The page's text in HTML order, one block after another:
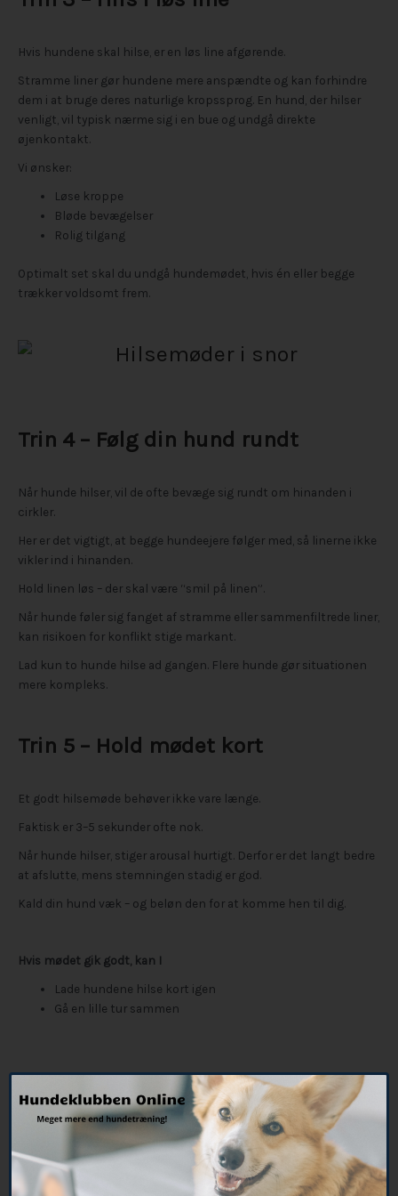
Hvis hundene skal hilse, er en løs line afgørende.
Stramme liner gør hundene mere anspændte og kan forhindre
dem i at bruge deres naturlige kropssprog. En hund, der hilser
venligt, vil typisk nærme sig i en bue og undgå direkte
øjenkontakt.
Vi ønsker:
Løse kroppe
Bløde bevægelser
Rolig tilgang
Optimalt set skal du undgå hundemødet, hvis én eller begge
trækker voldsomt frem.
Trin 4 – Følg din hund rundt
Når hunde hilser, vil de ofte bevæge sig rundt om hinanden i
cirkler.
Her er det vigtigt, at begge hundeejere følger med, så linerne ikke
vikler ind i hinanden.
Hold linen løs – der skal være “smil på linen”.
Når hunde føler sig fanget af stramme eller sammenfiltrede liner,
kan risikoen for konflikt stige markant.
Lad kun to hunde hilse ad gangen. Flere hunde gør situationen
mere kompleks.
Trin 5 – Hold mødet kort
Et godt hilsemøde behøver ikke vare længe.
Faktisk er 3–5 sekunder ofte nok.
Når hunde hilser, stiger arousal hurtigt. Derfor er det langt bedre
at afslutte, mens stemningen stadig er god.
Kald din hund væk – og beløn den for at komme hen til dig.
Hvis mødet gik godt, kan I
Lade hundene hilse kort igen
Gå en lille tur sammen
Husk: Din hund behøver ikke hilse
på alle